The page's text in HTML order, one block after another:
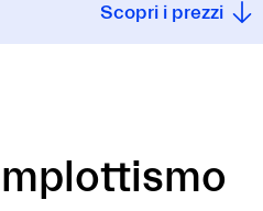
Scopri i prezzi